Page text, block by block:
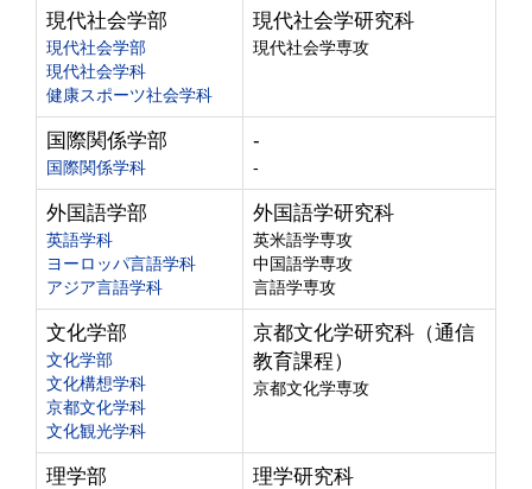
現代社会学部
現代社会学部
現代社会学科
健康スポーツ社会学科
現代社会学研究科
現代社会学専攻
国際関係学部
国際関係学科
-
-
外国語学部
英語学科
ヨーロッパ言語学科
アジア言語学科
外国語学研究科
英米語学専攻
中国語学専攻
言語学専攻
文化学部
文化学部
文化構想学科
京都文化学科
文化観光学科
京都文化学研究科（通信
教育課程）
京都文化学専攻
理学部 理学研究科